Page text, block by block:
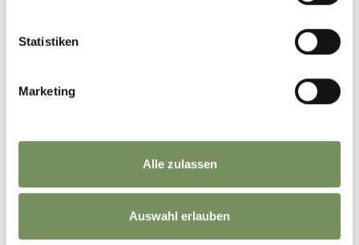
Statistiken
Marketing
Alle zulassen
Auswahl erlauben
22 2